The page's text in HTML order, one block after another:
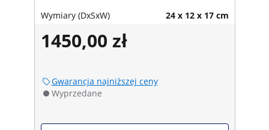
Wymiary (DxSxW) 24 x 12 x 17 cm
1450,00 zł
Gwarancja najniższej ceny
Wyprzedane